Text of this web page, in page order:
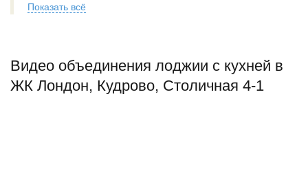
Показать всё
Видео объединения лоджии с кухней в
ЖК Лондон, Кудрово, Столичная 4-1